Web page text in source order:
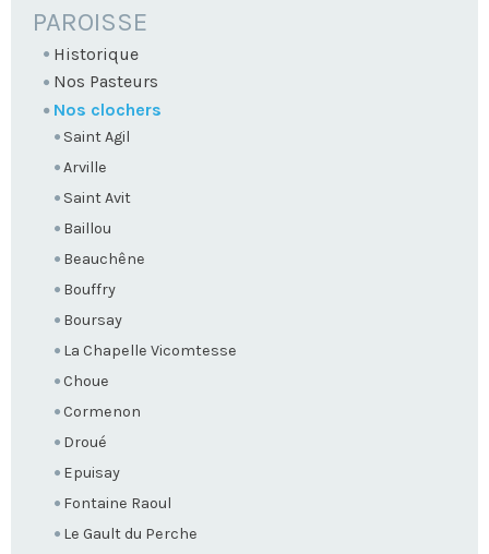
NAVIGATION
PAROISSE
Historique
Nos Pasteurs
Nos clochers
Saint Agil
Arville
Saint Avit
Baillou
Beauchêne
Bouffry
Boursay
La Chapelle Vicomtesse
Choue
Cormenon
Droué
Epuisay
Fontaine Raoul
Le Gault du Perche